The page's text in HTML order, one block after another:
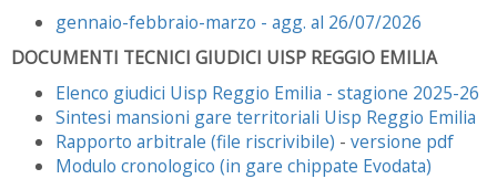
gennaio-febbraio-marzo - agg. al 26/07/2026
DOCUMENTI TECNICI GIUDICI UISP REGGIO EMILIA
Elenco giudici Uisp Reggio Emilia - stagione 2025-26
Sintesi mansioni gare territoriali Uisp Reggio Emilia
Rapporto arbitrale (file riscrivibile) - versione pdf
Modulo cronologico (in gare chippate Evodata)